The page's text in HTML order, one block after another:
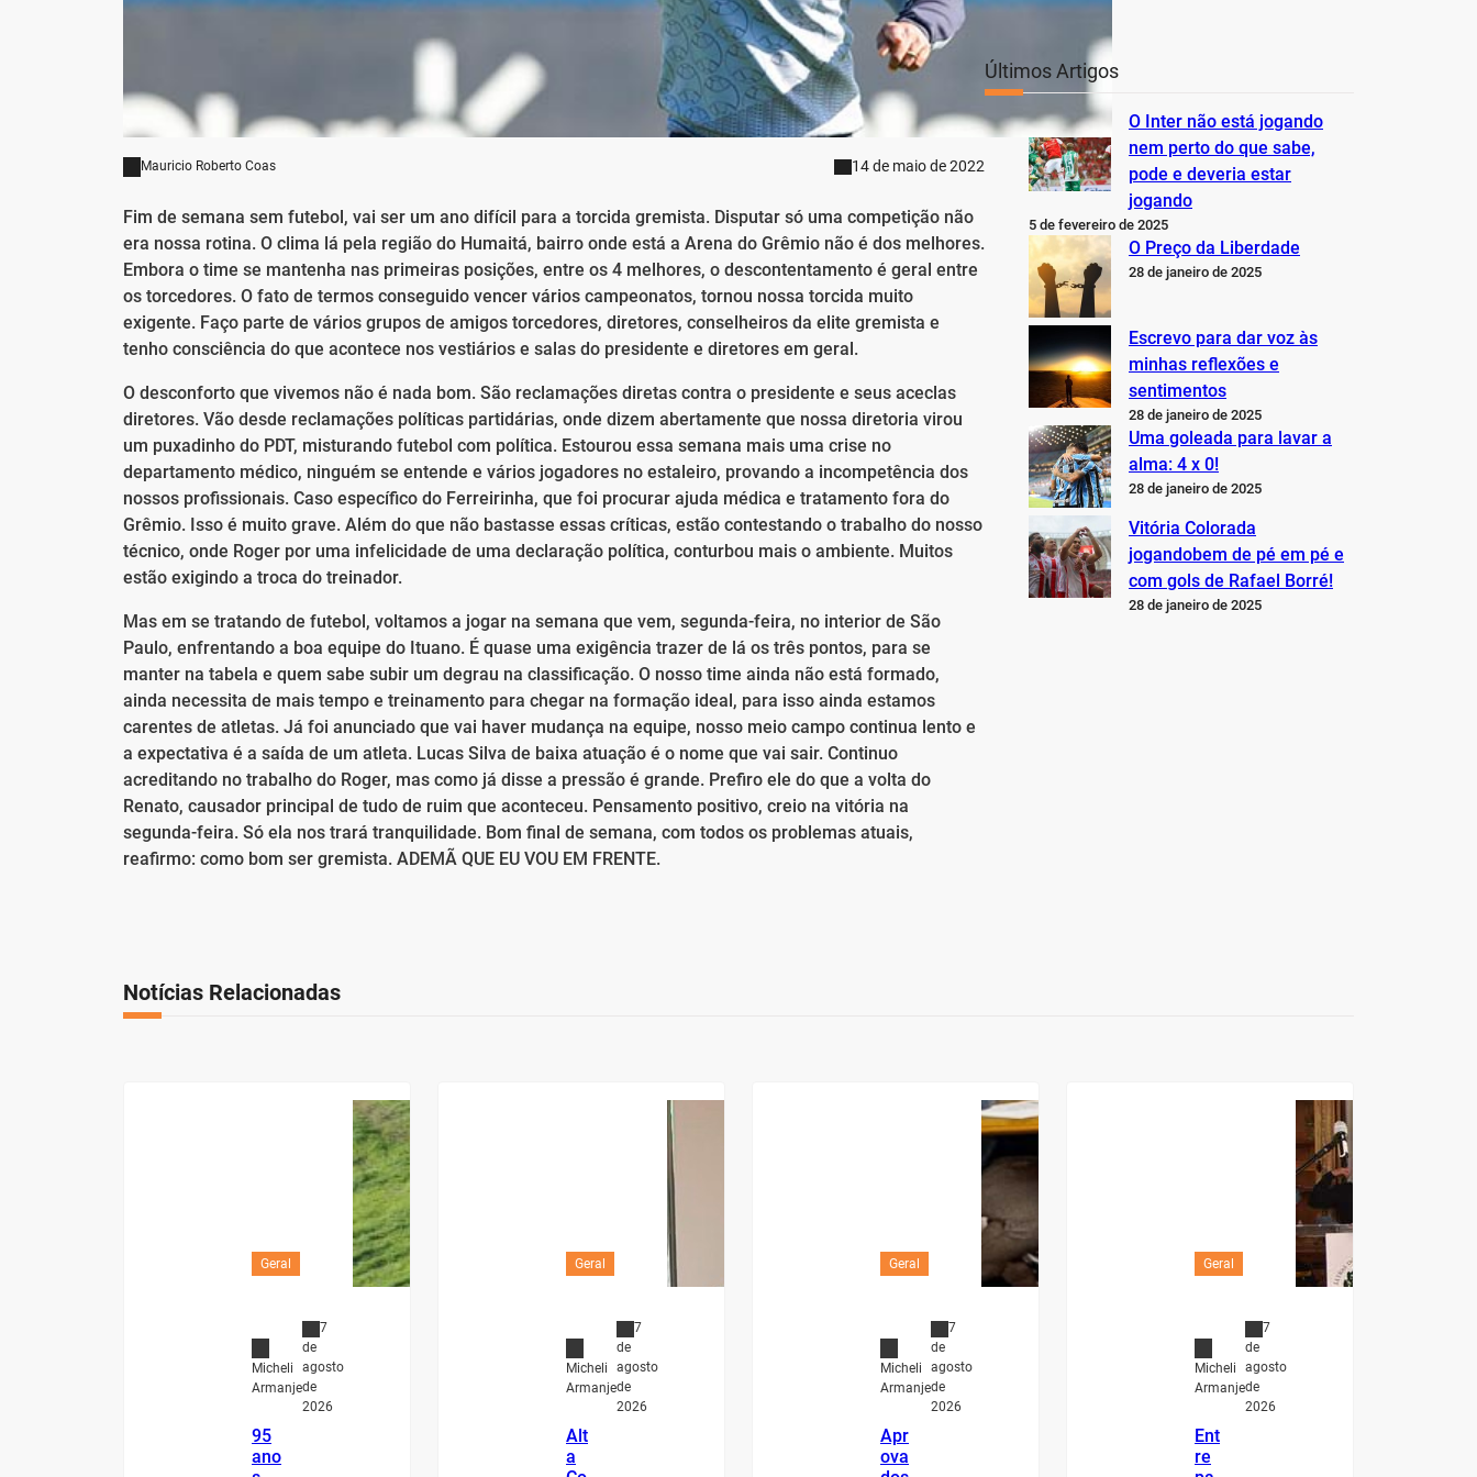
Mauricio Roberto Coas 14 de maio de 2022
Fim de semana sem futebol, vai ser um ano difícil para a torcida gremista. Disputar só uma competição não
era nossa rotina. O clima lá pela região do Humaitá, bairro onde está a Arena do Grêmio não é dos melhores.
Embora o time se mantenha nas primeiras posições, entre os 4 melhores, o descontentamento é geral entre
os torcedores. O fato de termos conseguido vencer vários campeonatos, tornou nossa torcida muito
exigente. Faço parte de vários grupos de amigos torcedores, diretores, conselheiros da elite gremista e
tenho consciência do que acontece nos vestiários e salas do presidente e diretores em geral.
O desconforto que vivemos não é nada bom. São reclamações diretas contra o presidente e seus aceclas
diretores. Vão desde reclamações políticas partidárias, onde dizem abertamente que nossa diretoria virou
um puxadinho do PDT, misturando futebol com política. Estourou essa semana mais uma crise no
departamento médico, ninguém se entende e vários jogadores no estaleiro, provando a incompetência dos
nossos profissionais. Caso específico do Ferreirinha, que foi procurar ajuda médica e tratamento fora do
Grêmio. Isso é muito grave. Além do que não bastasse essas críticas, estão contestando o trabalho do nosso
técnico, onde Roger por uma infelicidade de uma declaração política, conturbou mais o ambiente. Muitos
estão exigindo a troca do treinador.
Mas em se tratando de futebol, voltamos a jogar na semana que vem, segunda-feira, no interior de São
Paulo, enfrentando a boa equipe do Ituano. É quase uma exigência trazer de lá os três pontos, para se
manter na tabela e quem sabe subir um degrau na classificação. O nosso time ainda não está formado,
ainda necessita de mais tempo e treinamento para chegar na formação ideal, para isso ainda estamos
carentes de atletas. Já foi anunciado que vai haver mudança na equipe, nosso meio campo continua lento e
a expectativa é a saída de um atleta. Lucas Silva de baixa atuação é o nome que vai sair. Continuo
acreditando no trabalho do Roger, mas como já disse a pressão é grande. Prefiro ele do que a volta do
Renato, causador principal de tudo de ruim que aconteceu. Pensamento positivo, creio na vitória na
segunda-feira. Só ela nos trará tranquilidade. Bom final de semana, com todos os problemas atuais,
reafirmo: como bom ser gremista. ADEMÃ QUE EU VOU EM FRENTE.
Últimos Artigos
O Inter não está jogando
nem perto do que sabe,
pode e deveria estar
jogando
5 de fevereiro de 2025
O Preço da Liberdade
28 de janeiro de 2025
Escrevo para dar voz às
minhas reflexões e
sentimentos
28 de janeiro de 2025
Uma goleada para lavar a
alma: 4 x 0!
28 de janeiro de 2025
Vitória Colorada
jogandobem de pé em pé e
com gols de Rafael Borré!
28 de janeiro de 2025
Notícias Relacionadas
Geral
Micheli
Armanje
7
de
agosto
de
2026
95
ano
Geral
Micheli
Armanje
7
de
agosto
de
2026
Alt
a
Geral
Micheli
Armanje
7
de
agosto
de
2026
Apr
ova
Geral
Micheli
Armanje
7
de
agosto
de
2026
Ent
re